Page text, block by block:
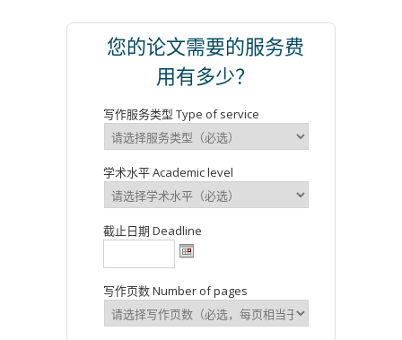
您的论文需要的服务费
用有多少？
写作服务类型 Type of service
学术水平 Academic level
截止日期 Deadline
写作页数 Number of pages